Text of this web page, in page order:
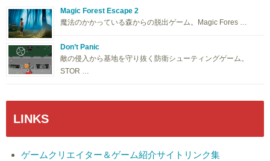
Magic Forest Escape 2
魔法のかかっている森からの脱出ゲーム。Magic Fores …
Don’t Panic
敵の侵入から基地を守り抜く防衛シューティングゲーム。
STOR …
LINKS
ゲームクリエイター＆ゲーム紹介サイトリンク集